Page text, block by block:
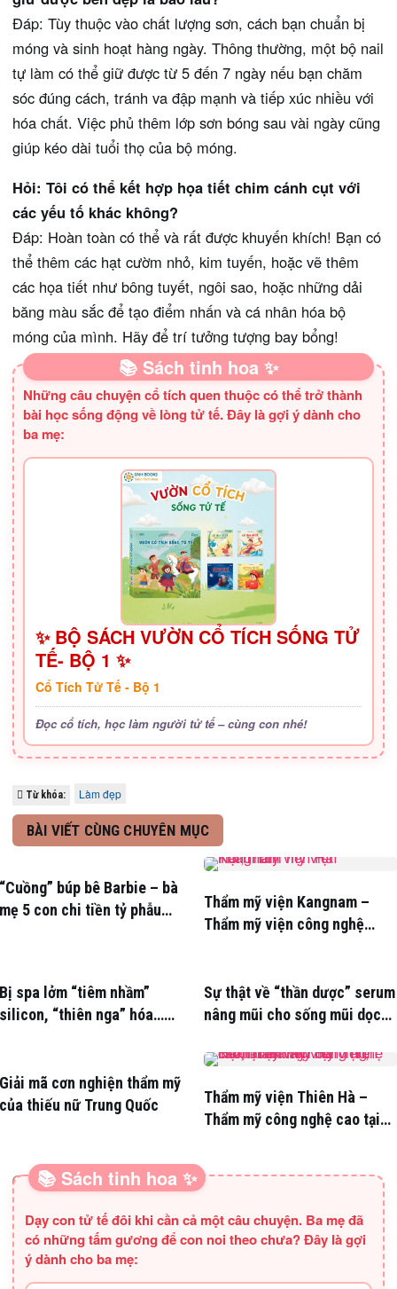
Đáp: Tùy thuộc vào chất lượng sơn, cách bạn chuẩn bị
móng và sinh hoạt hàng ngày. Thông thường, một bộ nail
tự làm có thể giữ được từ 5 đến 7 ngày nếu bạn chăm
sóc đúng cách, tránh va đập mạnh và tiếp xúc nhiều với
hóa chất. Việc phủ thêm lớp sơn bóng sau vài ngày cũng
giúp kéo dài tuổi thọ của bộ móng.
Hỏi: Tôi có thể kết hợp họa tiết chim cánh cụt với
các yếu tố khác không?
Đáp: Hoàn toàn có thể và rất được khuyến khích! Bạn có
thể thêm các hạt cườm nhỏ, kim tuyến, hoặc vẽ thêm
các họa tiết như bông tuyết, ngôi sao, hoặc những dải
băng màu sắc để tạo điểm nhấn và cá nhân hóa bộ
móng của mình. Hãy để trí tưởng tượng bay bổng!
📚 Sách tinh hoa ✨
Những câu chuyện cổ tích quen thuộc có thể trở thành
bài học sống động về lòng tử tế. Đây là gợi ý dành cho
ba mẹ:
✨ BỘ SÁCH VƯỜN CỔ TÍCH SỐNG TỬ
TẾ- BỘ 1 ✨
Cổ Tích Tử Tế - Bộ 1
Đọc cổ tích, học làm người tử tế – cùng con nhé!
Từ khóa: Làm đẹp
BÀI VIẾT CÙNG CHUYÊN MỤC
“Cuồng” búp bê Barbie – bà
mẹ 5 con chi tiền tỷ phẫu
Thẩm mỹ viện Kangnam –
Thẩm mỹ viện công nghệ
Bị spa lởm “tiêm nhầm”
silicon, “thiên nga” hóa…
Sự thật về “thần dược” serum
nâng mũi cho sống mũi dọc
Giải mã cơn nghiện thẩm mỹ
của thiếu nữ Trung Quốc
Thẩm mỹ viện Thiên Hà –
Thẩm mỹ công nghệ cao tại
SÁCH HAY CHO BA MẸ
📚 Sách tinh hoa ✨
Dạy con tử tế đôi khi cần cả một câu chuyện. Ba mẹ đã
có những tấm gương để con noi theo chưa? Đây là gợi
ý dành cho ba mẹ: